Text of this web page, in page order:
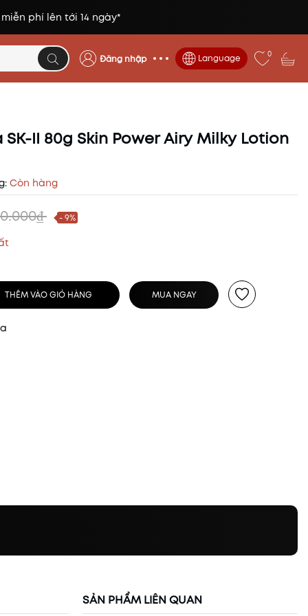
phí lên tới 14 ngày*
Đăng nhập Language 0
II 80g Skin Power Airy Milky Lotion
Còn hàng
- 9%
THÊM VÀO GIỎ HÀNG MUA NGAY
SẢN PHẨM LIÊN QUAN